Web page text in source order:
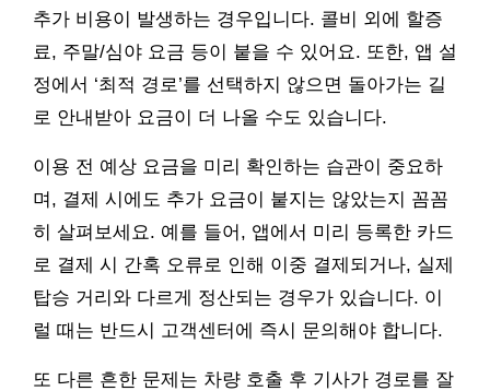
추가 비용이 발생하는 경우입니다. 콜비 외에 할증
료, 주말/심야 요금 등이 붙을 수 있어요. 또한, 앱 설
정에서 ‘최적 경로’를 선택하지 않으면 돌아가는 길
로 안내받아 요금이 더 나올 수도 있습니다.
이용 전 예상 요금을 미리 확인하는 습관이 중요하
며, 결제 시에도 추가 요금이 붙지는 않았는지 꼼꼼
히 살펴보세요. 예를 들어, 앱에서 미리 등록한 카드
로 결제 시 간혹 오류로 인해 이중 결제되거나, 실제
탑승 거리와 다르게 정산되는 경우가 있습니다. 이
럴 때는 반드시 고객센터에 즉시 문의해야 합니다.
또 다른 흔한 문제는 차량 호출 후 기사가 경로를 잘